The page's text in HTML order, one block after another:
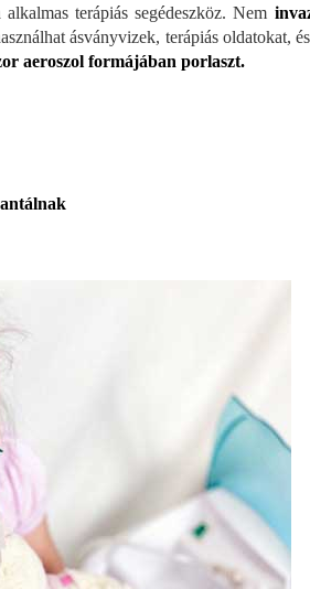
terápiás segédeszköz. Nem
ásványvizek, terápiás oldatokat,
aeroszol formájában porlaszt.